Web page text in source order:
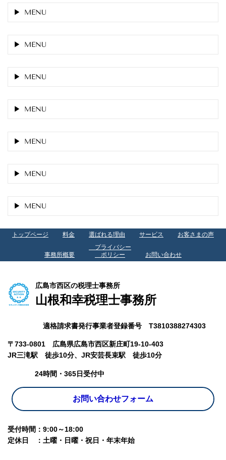
MENU
MENU
MENU
MENU
MENU
MENU
MENU
トップページ 料金 選ばれる理由 サービス お客さまの声
事務所概要
プライバシー
ポリシー
お問い合わせ
広島市西区の税理士事務所
山根和幸税理士事務所
適格請求書発行事業者登録番号 T3810388274303
〒733-0801 広島県広島市西区新庄町19-10-403
JR三滝駅 徒歩10分、 JR安芸長束駅 徒歩10分
24時間・365日受付中
お問い合わせフォーム
受付時間：9:00～18:00
定休日 ：土曜・日曜・祝日・年末年始